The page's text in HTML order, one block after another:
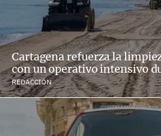
Cartagena refuerza la
con un operativo intensivo
REDACCIÓN